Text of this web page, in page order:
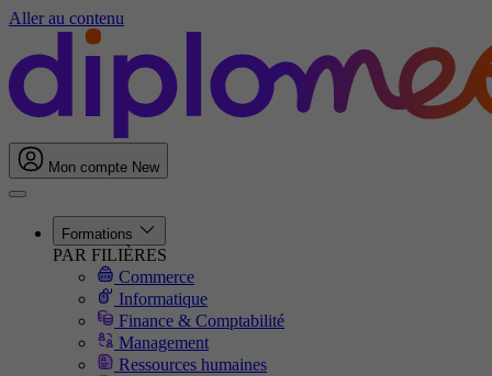
Aller au contenu
Mon compte New
Formations
PAR FILIÈRES
Commerce
Informatique
Finance & Comptabilité
Management
Ressources humaines